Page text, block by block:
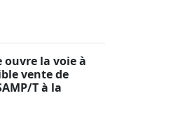
ouvre la voie à
vente de
T à la